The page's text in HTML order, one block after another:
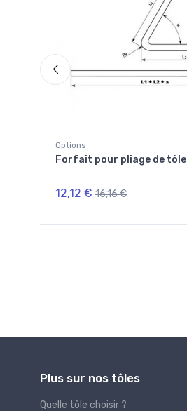
Options
Forfait pour pliage de tôle
12,12 € 16,16 €
Plus sur nos tôles
Quelle tôle choisir ?